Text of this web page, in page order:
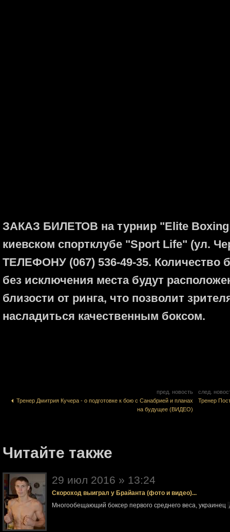
ЗАКАЗ БИЛЕТОВ на турнир "Elite Boxing
киевском спортклубе "Sport Life" (ул.
ТЕЛЕФОНУ (067) 536-49-35. Количество
без исключения места будут
близости от ринга, что позволит
насладиться качественным боксом.
пред. новость
Тренер Дмитрия Кучера - о подготовке к бою с Санабрией и планах
на будущее (ВИДЕО)
след.
Тренер
Читайте также
29 июл 2016 » 13:24
Скороход выиграл у Брайанта (фото и видео)...
Многообещающий боксер первого среднего веса, украинец